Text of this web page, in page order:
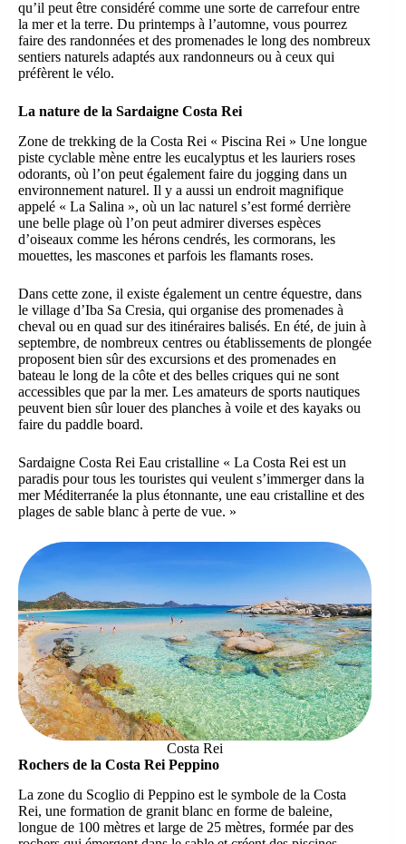
qu’il peut être considéré comme une sorte de carrefour entre
la mer et la terre. Du printemps à l’automne, vous pourrez
faire des randonnées et des promenades le long des nombreux
sentiers naturels adaptés aux randonneurs ou à ceux qui
préfèrent le vélo.
La nature de la Sardaigne Costa Rei
Zone de trekking de la Costa Rei « Piscina Rei » Une longue
piste cyclable mène entre les eucalyptus et les lauriers roses
odorants, où l’on peut également faire du jogging dans un
environnement naturel. Il y a aussi un endroit magnifique
appelé « La Salina », où un lac naturel s’est formé derrière
une belle plage où l’on peut admirer diverses espèces
d’oiseaux comme les hérons cendrés, les cormorans, les
mouettes, les mascones et parfois les flamants roses.
Dans cette zone, il existe également un centre équestre, dans
le village d’Iba Sa Cresia, qui organise des promenades à
cheval ou en quad sur des itinéraires balisés. En été, de juin à
septembre, de nombreux centres ou établissements de plongée
proposent bien sûr des excursions et des promenades en
bateau le long de la côte et des belles criques qui ne sont
accessibles que par la mer. Les amateurs de sports nautiques
peuvent bien sûr louer des planches à voile et des kayaks ou
faire du paddle board.
Sardaigne Costa Rei Eau cristalline « La Costa Rei est un
paradis pour tous les touristes qui veulent s’immerger dans la
mer Méditerranée la plus étonnante, une eau cristalline et des
plages de sable blanc à perte de vue. »
Costa Rei
Rochers de la Costa Rei Peppino
La zone du Scoglio di Peppino est le symbole de la Costa
Rei, une formation de granit blanc en forme de baleine,
longue de 100 mètres et large de 25 mètres, formée par des